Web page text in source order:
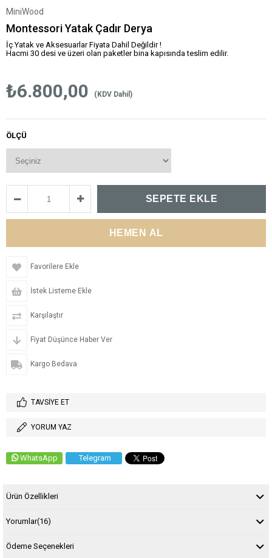
MiniWood
Montessori Yatak Çadır Derya
İç Yatak ve Aksesuarlar Fiyata Dahil Değildir !
Hacmi 30 desi ve üzeri olan paketler bina kapısında teslim edilir.
₺6.800,00 (KDV Dahil)
ÖLÇÜ
Favorilere Ekle
İstek Listeme Ekle
Karşılaştır
Fiyat Düşünce Haber Ver
Kargo Bedava
TAVSIYE ET
YORUM YAZ
WhatsApp Telegram
Ürün Özellikleri
Yorumlar(16)
Ödeme Seçenekleri